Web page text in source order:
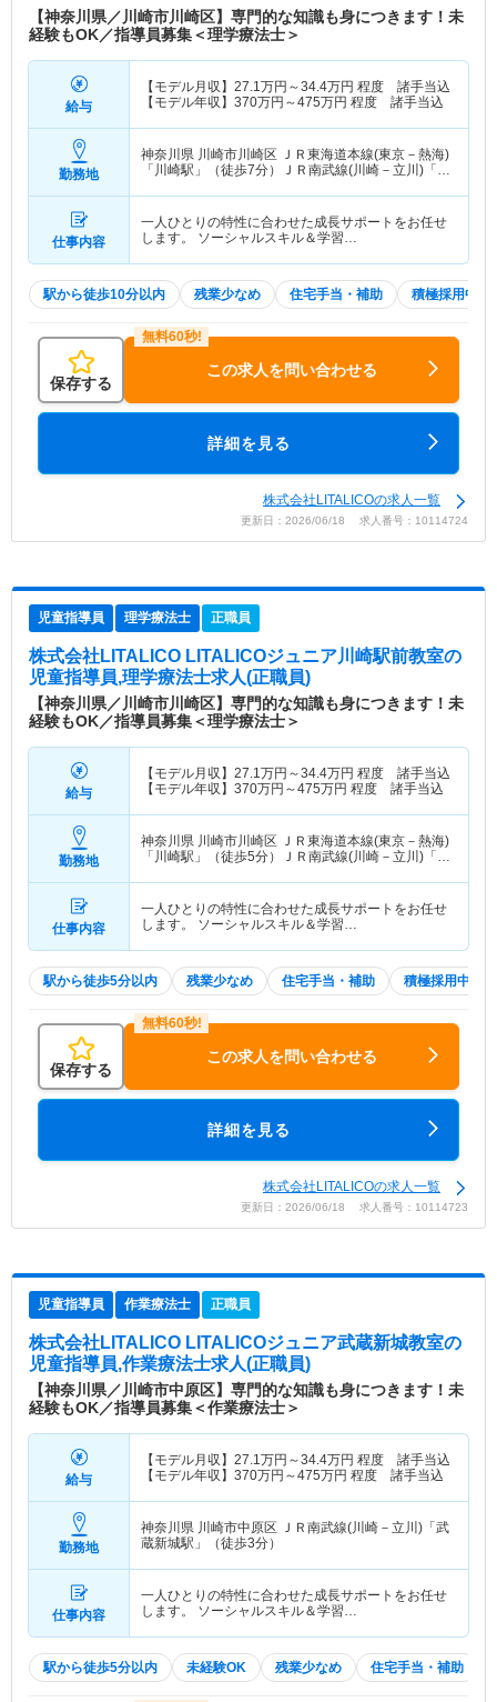
【神奈川県／川崎市川崎区】専門的な知識も身につきます！未
経験もOK／指導員募集＜理学療法士＞
給与
【モデル月収】 27.1万円～34.4万円 程度 諸手当込
【モデル年収】 370万円～475万円 程度 諸手当込
勤務地
神奈川県 川崎市川崎区 ＪＲ東海道本線(東京－熱海)
「川崎駅」（徒歩7分）ＪＲ南武線(川崎－立川)「川
仕事内容
一人ひとりの特性に合わせた成長サポートをお任せ
します。 ソーシャルスキル＆学習…
駅から徒歩10分以内 残業少なめ 住宅手当・補助 積極採用中
保存する
この求人を問い合わせる
詳細を見る
株式会社LITALICOの求人一覧
更新日：2026/06/18 求人番号：10114724
児童指導員 理学療法士 正職員
株式会社LITALICO LITALICOジュニア川崎駅前教室の
児童指導員,理学療法士求人(正職員)
【神奈川県／川崎市川崎区】専門的な知識も身につきます！未
経験もOK／指導員募集＜理学療法士＞
給与
【モデル月収】 27.1万円～34.4万円 程度 諸手当込
【モデル年収】 370万円～475万円 程度 諸手当込
勤務地
神奈川県 川崎市川崎区 ＪＲ東海道本線(東京－熱海)
「川崎駅」（徒歩5分）ＪＲ南武線(川崎－立川)「川
仕事内容
一人ひとりの特性に合わせた成長サポートをお任せ
します。 ソーシャルスキル＆学習…
駅から徒歩5分以内 残業少なめ 住宅手当・補助 積極採用中
保存する
この求人を問い合わせる
詳細を見る
株式会社LITALICOの求人一覧
更新日：2026/06/18 求人番号：10114723
児童指導員 作業療法士 正職員
株式会社LITALICO LITALICOジュニア武蔵新城教室の
児童指導員,作業療法士求人(正職員)
【神奈川県／川崎市中原区】専門的な知識も身につきます！未
経験もOK／指導員募集＜作業療法士＞
給与
【モデル月収】 27.1万円～34.4万円 程度 諸手当込
【モデル年収】 370万円～475万円 程度 諸手当込
勤務地
神奈川県 川崎市中原区 ＪＲ南武線(川崎－立川)「武
蔵新城駅」（徒歩3分）
仕事内容
一人ひとりの特性に合わせた成長サポートをお任せ
します。 ソーシャルスキル＆学習…
駅から徒歩5分以内 未経験OK 残業少なめ 住宅手当・補助